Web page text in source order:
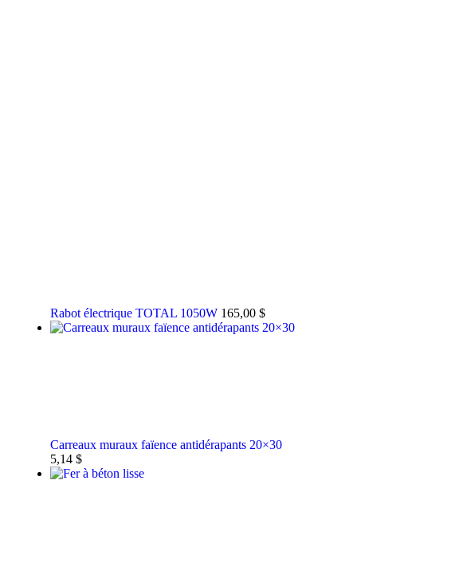
Rabot électrique TOTAL 1050W 165,00 $
Carreaux muraux faïence antidérapants 20×30
5,14 $